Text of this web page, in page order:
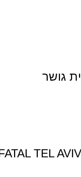
גושר
TEL AVIV